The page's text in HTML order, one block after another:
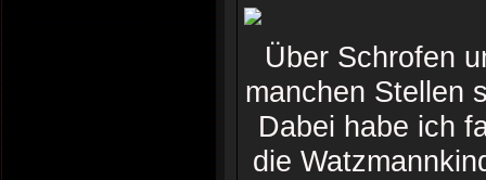
Über Schrofen
manchen Stellen
Dabei habe ich
die